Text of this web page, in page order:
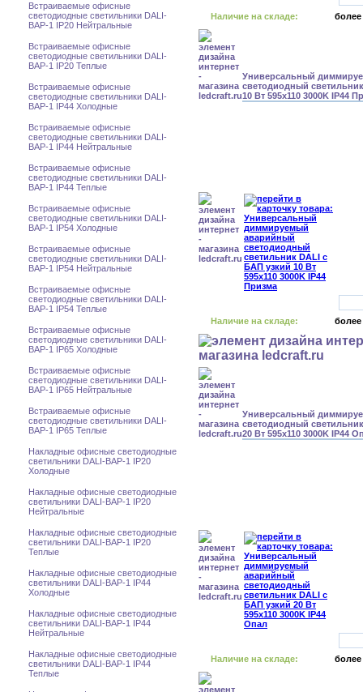
Встраиваемые офисные
светодиодные светильники DALI-
BAP-1 IP20 Нейтральные
Встраиваемые офисные
светодиодные светильники DALI-
BAP-1 IP20 Теплые
Встраиваемые офисные
светодиодные светильники DALI-
BAP-1 IP44 Холодные
Встраиваемые офисные
светодиодные светильники DALI-
BAP-1 IP44 Нейтральные
Встраиваемые офисные
светодиодные светильники DALI-
BAP-1 IP44 Теплые
Встраиваемые офисные
светодиодные светильники DALI-
BAP-1 IP54 Холодные
Встраиваемые офисные
светодиодные светильники DALI-
BAP-1 IP54 Нейтральные
Встраиваемые офисные
светодиодные светильники DALI-
BAP-1 IP54 Теплые
Встраиваемые офисные
светодиодные светильники DALI-
BAP-1 IP65 Холодные
Встраиваемые офисные
светодиодные светильники DALI-
BAP-1 IP65 Нейтральные
Встраиваемые офисные
светодиодные светильники DALI-
BAP-1 IP65 Теплые
Накладные офисные светодиодные
светильники DALI-BAP-1 IP20
Холодные
Накладные офисные светодиодные
светильники DALI-BAP-1 IP20
Нейтральные
Накладные офисные светодиодные
светильники DALI-BAP-1 IP20
Теплые
Накладные офисные светодиодные
светильники DALI-BAP-1 IP44
Холодные
Накладные офисные светодиодные
светильники DALI-BAP-1 IP44
Нейтральные
Накладные офисные светодиодные
светильники DALI-BAP-1 IP44
Теплые
Наличие на складе: более
Универсальный
светодиодный
10 Вт 595x110 3000K IP44
Наличие на складе: более
Универсальный
светодиодный
20 Вт 595x110 3000K IP44
Наличие на складе: более